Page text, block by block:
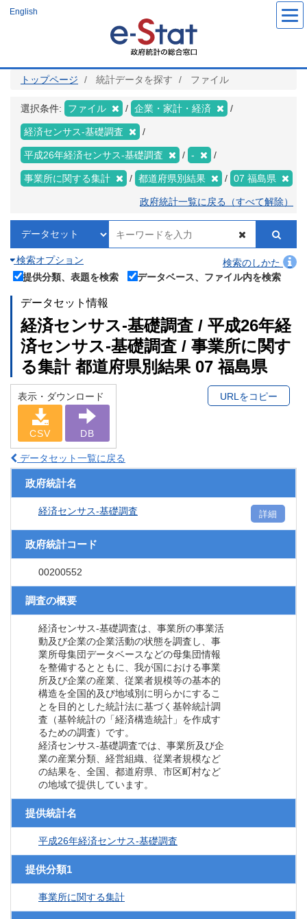
ツ
English
トップページ 統計データを探す ファイル
選択条件: ファイル 企業・家計・経済
経済センサス‐基礎調査
平成26年経済センサス‐基礎調査 -
事業所に関する集計 都道府県別結果 07 福島県
政府統計一覧に戻る（すべて解除）
検索オプション
検索のしかた
提供分類、表題を検索
データベース、ファイル内を検索
データセット情報
経済センサス‐基礎調査 / 平成26年経
済センサス‐基礎調査 / 事業所に関す
る集計 都道府県別結果 07 福島県
表示・ダウンロード
CSV DB
URLをコピー
データセット一覧に戻る
政府統計名
経済センサス‐基礎調査 詳細
政府統計コード
00200552
調査の概要
経済センサス‐基礎調査は、事業所の事業活
動及び企業の企業活動の状態を調査し、事
業所母集団データベースなどの母集団情報
を整備するとともに、我が国における事業
所及び企業の産業、従業者規模等の基本的
構造を全国的及び地域別に明らかにするこ
とを目的とした統計法に基づく基幹統計調
査（基幹統計の「経済構造統計」を作成す
るための調査）です。
経済センサス‐基礎調査では、事業所及び企
業の産業分類、経営組織、従業者規模など
の結果を、全国、都道府県、市区町村など
の地域で提供しています。
提供統計名
平成26年経済センサス‐基礎調査
提供分類1
事業所に関する集計